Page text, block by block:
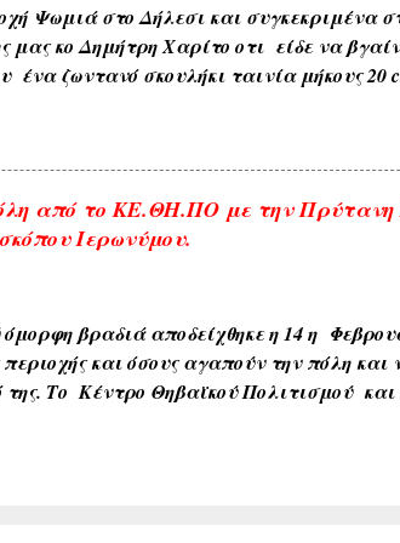
Ψωμιά στο Δήλεσι και συγκεκριμένα
μας κο Δημήτρη Χαρίτο οτι είδε να
ένα ζωντανό σκουλήκι ταινία μήκους 20
με κάθε επιφύλαξη ώστε να είμαστε
παρακαλώ ενημερώστε με για την
που αναρτώνται σε αυτό το blog
σε αυτό το blog εκφράζουν αυτούς
από το ΚΕ.ΘΗ.ΠΟ με την Πρύτανη
Ιερωνύμου.
βραδιά αποδείχθηκε η 14 η
και όσους αγαπούν την πόλη και
της. Το Κέντρο Θηβαϊκού Πολιτισμού
Πανεπιστημίου της Ευρώπης,